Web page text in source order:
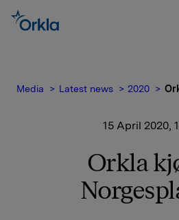
Media Latest news 2020
15 April 2020,
Orkla